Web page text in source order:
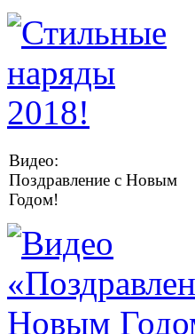
Видео:
Поздравление с Новым
Годом!